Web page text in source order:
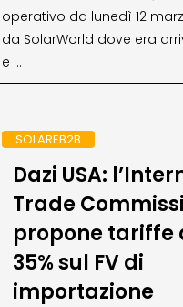
operativo da lunedì 12
da SolarWorld dove era
e …
SOLAREB2B
Dazi USA:
Trade
propone tariffe
35% sul FV di
importazione